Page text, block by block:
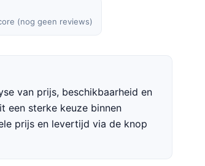
(nog geen reviews)
van prijs, beschikbaarheid en
een sterke keuze binnen
prijs en levertijd via de knop